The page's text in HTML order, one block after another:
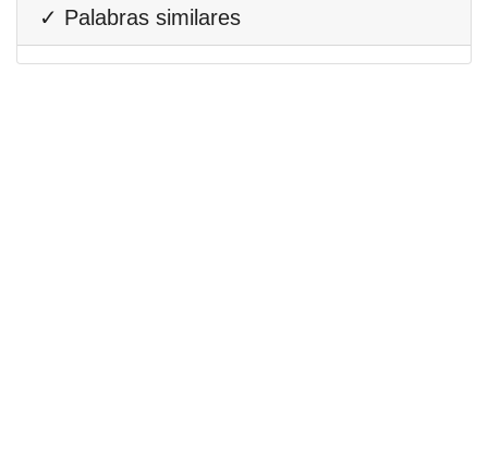
✓ Palabras similares